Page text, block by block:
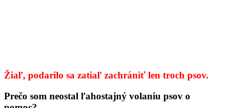
Žiaľ, podarilo sa zatiaľ zachrániť len troch psov.
Prečo som neostal ľahostajný volaniu psov o